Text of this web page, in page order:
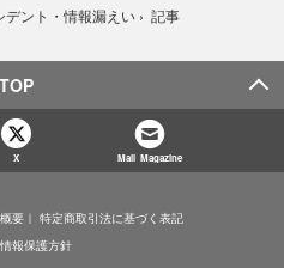
デント・情報漏えい › 記事
TOP
X Mail Magazine
要
特定商取引法に基づく表記
報保護方針